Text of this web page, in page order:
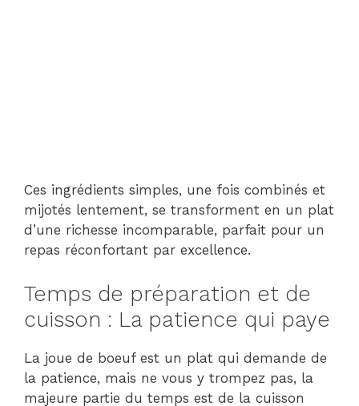
Ces ingrédients simples, une fois combinés et
mijotés lentement, se transforment en un plat
d’une richesse incomparable, parfait pour un
repas réconfortant par excellence.
Temps de préparation et de
cuisson : La patience qui paye
La joue de boeuf est un plat qui demande de
la patience, mais ne vous y trompez pas, la
majeure partie du temps est de la cuisson